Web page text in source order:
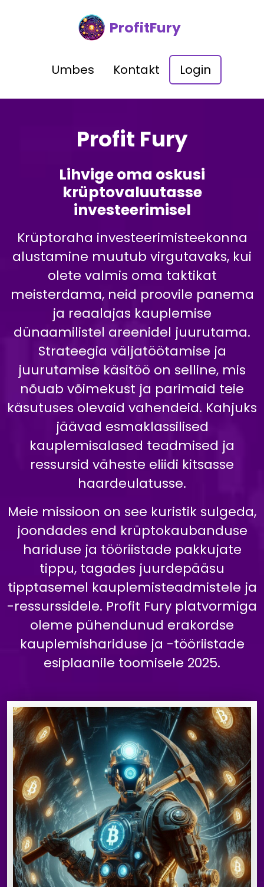
ProfitFury
Umbes Kontakt Login
Profit Fury
Lihvige oma oskusi
krüptovaluutasse
investeerimisel
Krüptoraha investeerimisteekonna
alustamine muutub virgutavaks, kui
olete valmis oma taktikat
meisterdama, neid proovile panema
ja reaalajas kauplemise
dünaamilistel areenidel juurutama.
Strateegia väljatöötamise ja
juurutamise käsitöö on selline, mis
nõuab võimekust ja parimaid teie
käsutuses olevaid vahendeid. Kahjuks
jäävad esmaklassilised
kauplemisalased teadmised ja
ressursid väheste eliidi kitsasse
haardeulatusse.
Meie missioon on see kuristik sulgeda,
joondades end krüptokaubanduse
hariduse ja tööriistade pakkujate
tippu, tagades juurdepääsu
tipptasemel kauplemisteadmistele ja
-ressurssidele. Profit Fury platvormiga
oleme pühendunud erakordse
kauplemishariduse ja -tööriistade
esiplaanile toomisele 2025.